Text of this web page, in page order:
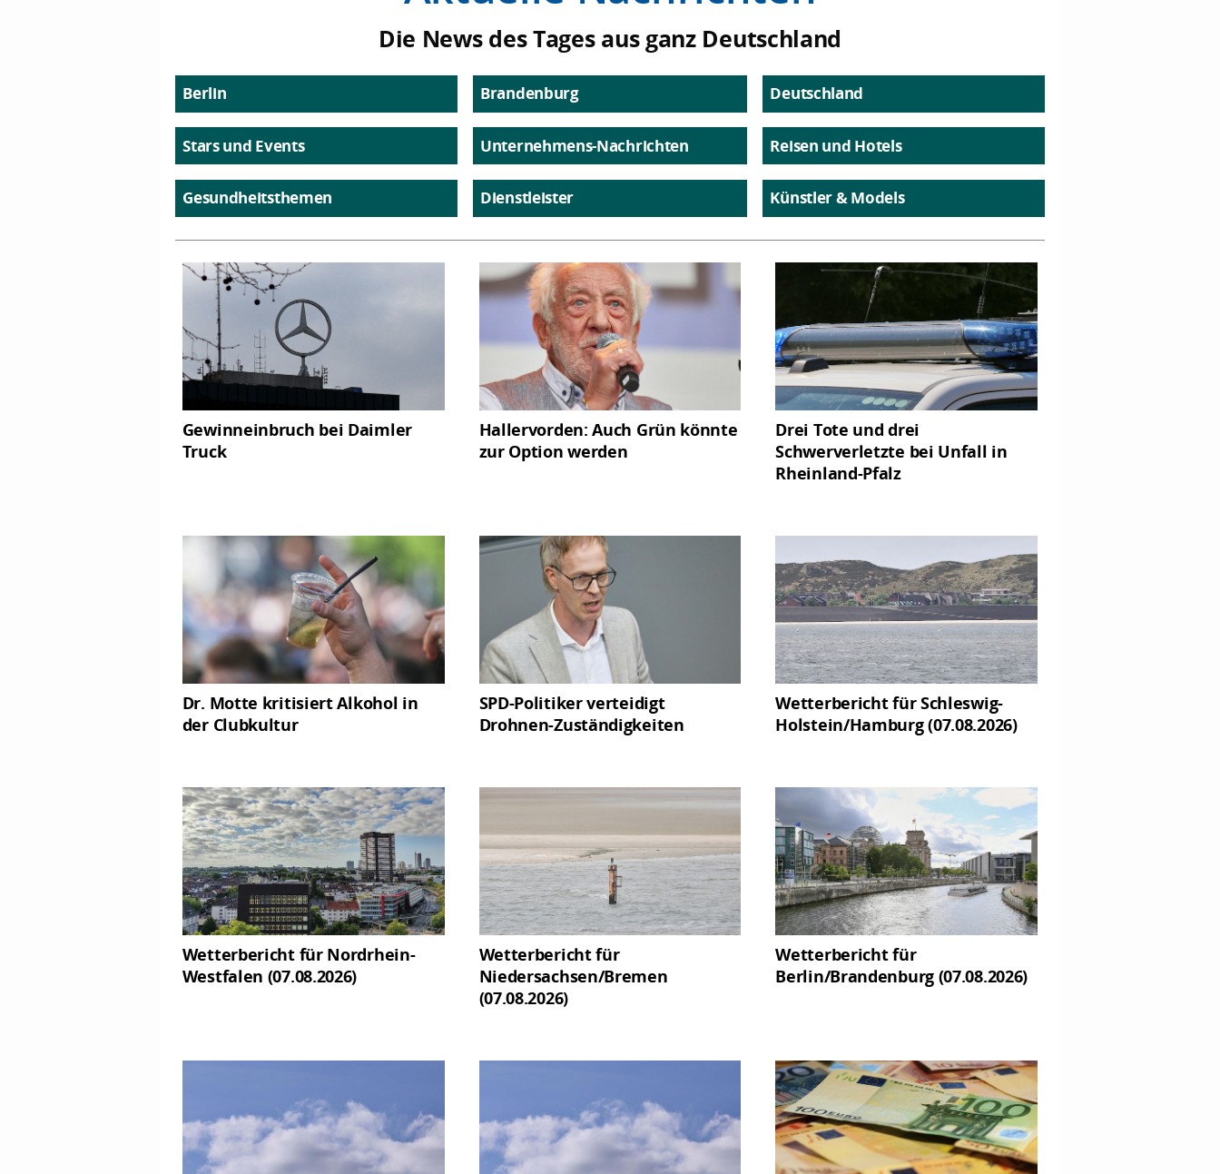
Die News des Tages aus ganz Deutschland
Berlin Brandenburg Deutschland
Stars und Events Unternehmens-Nachrichten Reisen und Hotels
Gesundheitsthemen Dienstleister Künstler & Models
Gewinneinbruch bei Daimler
Truck
Hallervorden: Auch Grün könnte
zur Option werden
Drei Tote und drei
Schwerverletzte bei Unfall in
Rheinland-Pfalz
Dr. Motte kritisiert Alkohol in
der Clubkultur
SPD-Politiker verteidigt
Drohnen-Zuständigkeiten
Wetterbericht für Schleswig-
Holstein/Hamburg (07.08.2026)
Wetterbericht für Nordrhein-
Westfalen (07.08.2026)
Wetterbericht für
Niedersachsen/Bremen
(07.08.2026)
Wetterbericht für
Berlin/Brandenburg (07.08.2026)